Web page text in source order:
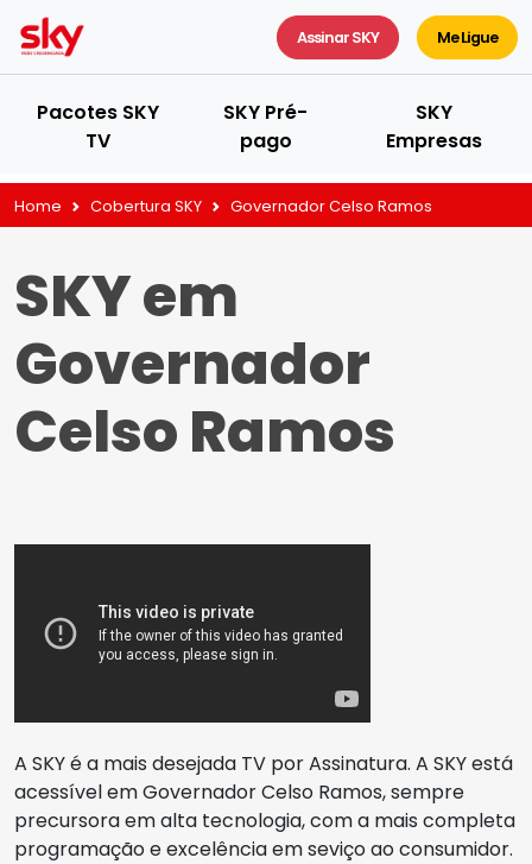
Assinar SKY Me Ligue
Pacotes SKY
TV
SKY Pré-
pago
SKY
Empresas
Home Cobertura SKY Governador Celso Ramos
SKY em
Governador
Celso Ramos
A SKY é a mais desejada TV por Assinatura. A SKY está
acessível em Governador Celso Ramos, sempre
precursora em alta tecnologia, com a mais completa
programação e excelência em seviço ao consumidor.